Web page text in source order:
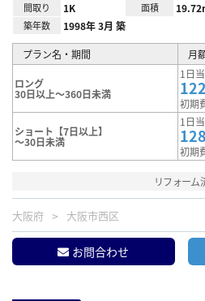
間取り 1K 面積
築年数 1998年 3月 築
プラン名・期間 月
ロング
30日以上～360日未満
1日
初期
ショート【7日以上】
～30日未満
1日
初期
リフォーム
大阪府 大阪市西区
お問合わせ